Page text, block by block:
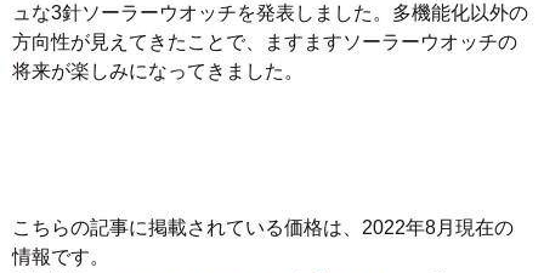
ュな3針ソーラーウオッチを発表しました。多機能化以外の
方向性が見えてきたことで、ますますソーラーウオッチの
将来が楽しみになってきました。
こちらの記事に掲載されている価格は、2022年8月現在の
情報です。